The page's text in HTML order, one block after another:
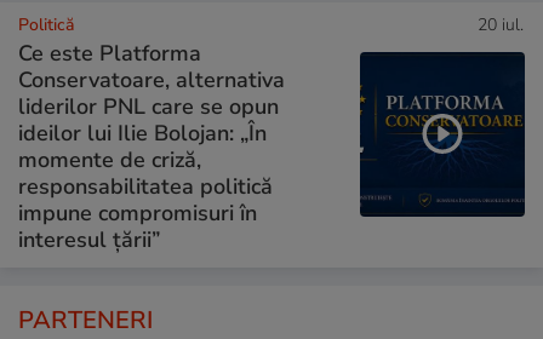
Politică 20 iul.
Ce este Platforma
Conservatoare, alternativa
liderilor PNL care se opun
ideilor lui Ilie Bolojan: „În
momente de criză,
responsabilitatea politică
impune compromisuri în
interesul țării”
PARTENERI